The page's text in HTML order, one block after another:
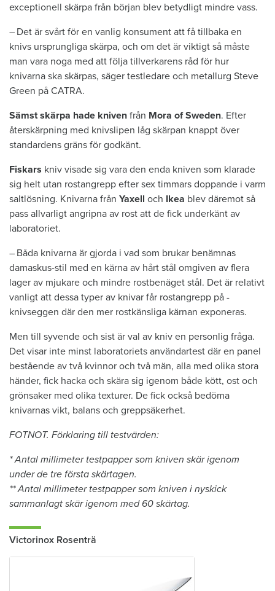
exceptionell skärpa från början blev betydligt mindre vass.
– Det är svårt för en vanlig ­konsument att få tillbaka en
knivs ursprungliga skärpa, och om det är viktigt så måste
man vara noga med att följa tillverkarens råd för hur
knivarna ska skärpas, säger testledare och metallurg Steve
Green på CATRA.
Sämst skärpa hade ­kniven från Mora of Sweden. Efter
återskärpning med knivslipen låg skärpan knappt över
standardens gräns för godkänt.
Fiskars kniv visade sig vara den enda kniven som klarade
sig helt utan rostangrepp efter sex timmars doppande i varm
saltlösning. Knivarna från Yaxell och Ikea blev däremot så
pass allvarligt angripna av rost att de fick underkänt av
laboratoriet.
– Båda knivarna är gjorda i vad som brukar benämnas
damaskus-stil med en kärna av hårt stål omgiven av flera
lager av ­mjukare och mindre rostbenäget stål. Det är relativt
vanligt att dessa typer av ­knivar får rostangrepp på ­
knivseggen där den mer rostkänsliga kärnan exponeras.
Men till syvende och sist är val av kniv en personlig fråga.
Det visar inte minst laboratoriets användartest där en panel
bestående av två kvinnor och två män, alla med olika stora
händer, fick hacka och skära sig igenom både kött, ost och
grönsaker med olika texturer. De fick också bedöma
knivarnas vikt, balans och greppsäkerhet.
FOTNOT. Förklaring till testvärden:
* Antal millimeter testpapper som kniven skär igenom
under de tre första skärtagen.
** Antal millimeter testpapper som kniven i nyskick
sammanlagt skär igenom med 60 skärtag.
Victorinox Rosenträ